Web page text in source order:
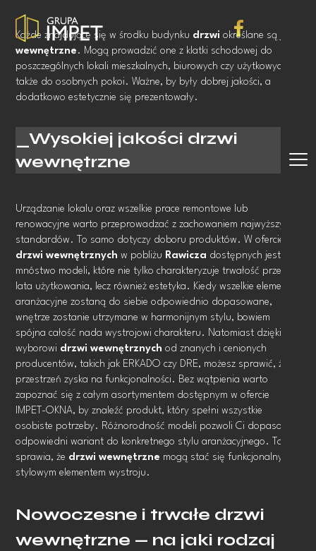
Każde znajdujące się w środku budynku drzwiokreślane są jako
wewnętrzne . Mogą prowadzić one z klatki schodowej do
poszczególnych lokali mieszkalnych, biurowych czy użytkowych, a
także do osobnych pokoi. Ważne, by były dobrej jakości, a
dodatkowo estetycznie się prezentowały.
Wysokiej jakości drzwi
wewnętrzne
Urządzanie lokalu oraz wszelkie prace remontowe lub
renowacyjne warto przeprowadzać z zachowaniem najwyższych
standardów. To samo dotyczy doboru produktów. W ofercie
drzwi wewnętrznychw pobliżu Rawicza dostępnych jest
mnóstwo modeli, które nie tylko charakteryzuje trwałość przez
lata użytkowania, lecz również estetyka. Kiedy wszelkie elementy
aranżacyjne zostaną do siebie odpowiednio dopasowane,
wnętrze zostanie utrzymane w harmonijnym stylu, bowiem
spójna całość nada wystrojowi charakteru. Natomiast dzięki
wyborowi drzwi wewnętrznych od znanych i cenionych
producentów, takich jak ERKADO czy DRE, możesz sprawić, że
przestrzeń zyska na funkcjonalności. Bez wątpienia warto
zapoznać się z całym asortymentem dostępnym w ofercie
IMPET-OKNA, by znaleźć produkt, który spełni wszystkie
osobiste potrzeby. Różnorodność modeli pozwoli Ci dopasować
odpowiedni wariant do konkretnego stylu aranżacyjnego. To
sprawia, że drzwi wewnętrzne mogą stać się funkcjonalnym i
stylowym elementem wystroju.
Nowoczesne i trwałe drzwi
wewnętrzne — na jaki rodzaj